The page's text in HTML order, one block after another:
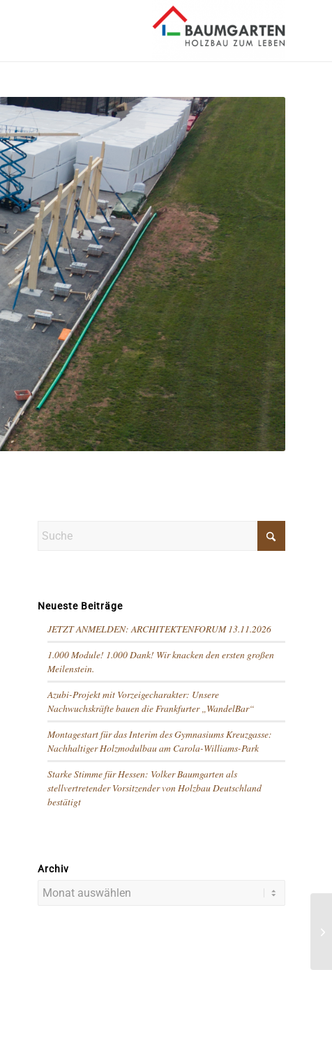
Neueste Beiträge
JETZT ANMELDEN: ARCHITEKTENFORUM 13.11.2026
1.000 Module! 1.000 Dank! Wir knacken den ersten großen
Meilenstein.
Azubi-Projekt mit Vorzeigecharakter: Unsere
Nachwuchskräfte bauen die Frankfurter „WandelBar“
Montagestart für das Interim des Gymnasiums Kreuzgasse:
Nachhaltiger Holzmodulbau am Carola-Williams-Park
Starke Stimme für Hessen: Volker Baumgarten als
stellvertretender Vorsitzender von Holzbau Deutschland
bestätigt
Archiv